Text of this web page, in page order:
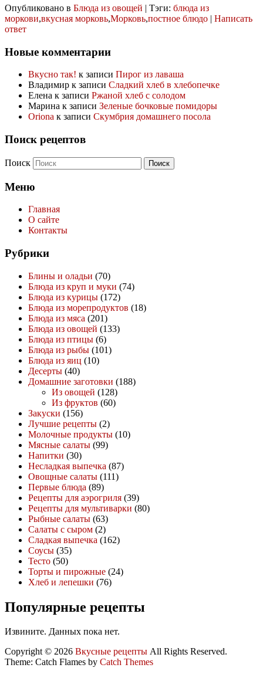
Опубликовано в Блюда из овощей | Тэги: блюда из
моркови,вкусная морковь,Морковь,постное блюдо | Написать
ответ
Новые комментарии
Вкусно так! к записи Пирог из лаваша
Владимир к записи Сладкий хлеб в хлебопечке
Елена к записи Ржаной хлеб с солодом
Марина к записи Зеленые бочковые помидоры
Oriona к записи Скумбрия домашнего посола
Поиск рецептов
Поиск
Меню
Главная
О сайте
Контакты
Рубрики
Блины и оладьи (70)
Блюда из круп и муки (74)
Блюда из курицы (172)
Блюда из морепродуктов (18)
Блюда из мяса (201)
Блюда из овощей (133)
Блюда из птицы (6)
Блюда из рыбы (101)
Блюда из яиц (10)
Десерты (40)
Домашние заготовки (188)
Из овощей (128)
Из фруктов (60)
Закуски (156)
Лучшие рецепты (2)
Молочные продукты (10)
Мясные салаты (99)
Напитки (30)
Несладкая выпечка (87)
Овощные салаты (111)
Первые блюда (89)
Рецепты для аэрогриля (39)
Рецепты для мультиварки (80)
Рыбные салаты (63)
Салаты с сыром (2)
Сладкая выпечка (162)
Соусы (35)
Тесто (50)
Торты и пирожные (24)
Хлеб и лепешки (76)
Популярные рецепты
Извините. Данных пока нет.
Copyright © 2026 Вкусные рецепты All Rights Reserved.
Theme: Catch Flames by Catch Themes